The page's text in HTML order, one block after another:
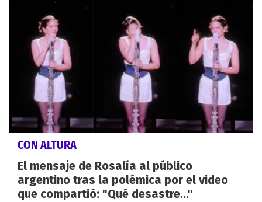
CON ALTURA
El mensaje de Rosalía al público
argentino tras la polémica por el video
que compartió: "Qué desastre..."